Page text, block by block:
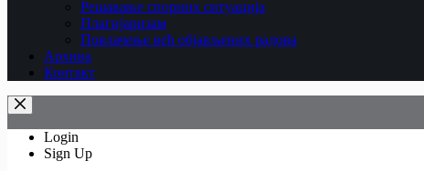
Рeшaвaњe спорних ситуација
Плагијаризам
Повлачење већ објављених радова
Архива
Контакт
Login
Sign Up